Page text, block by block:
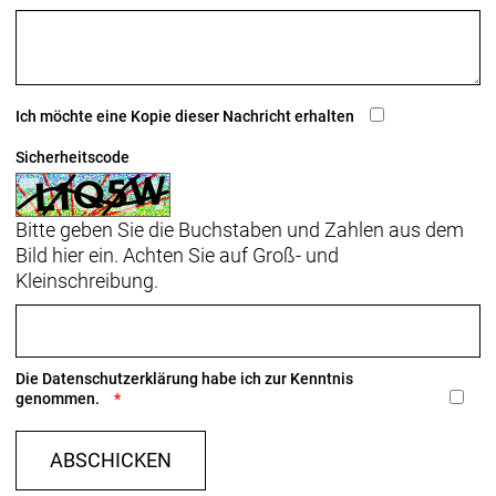
Rahmengröße: 50
Rahmenmaterial: Carbon
Gangschaltung: SRAM RED AXS E1, max. 36 Z. an
größtem Ritzel
Anzahl Gänge: 1
Schalthebel: SRAM RED AXS E1 // SRAM RED AXS
Hinterradbremse: SRAM Paceline X, abgerundet,
Centerlock, 160 mm
Max. Bremsscheibendu
Vorderradbremse: SRAM Paceline X, abgerundet,
Ich möchte eine Kopie dieser Nachricht erhalten
Sicherheitscode
Bitte geben Sie die Buchstaben und Zahlen aus dem
Bild hier ein. Achten Sie auf Groß- und
Kleinschreibung.
Die Datenschutzerklärung habe ich zur Kenntnis
genommen.
ABSCHICKEN